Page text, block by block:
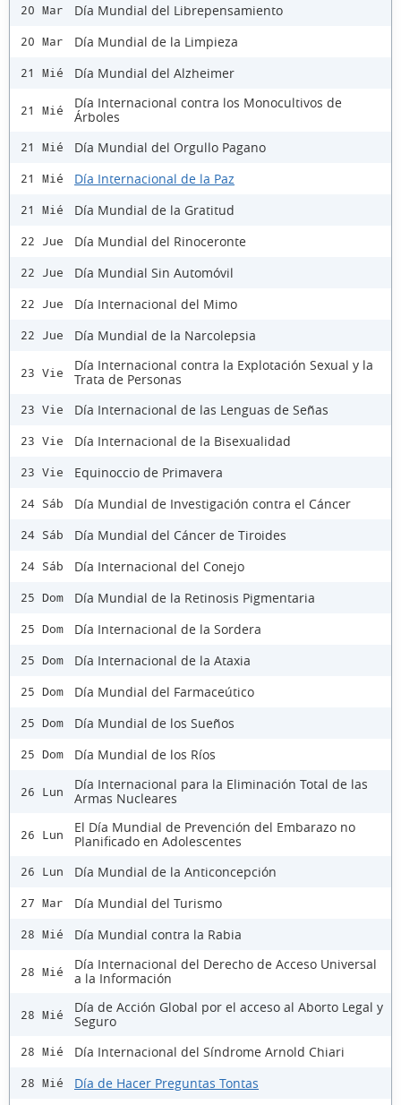
20 Mar Día Mundial del Librepensamiento
20 Mar Día Mundial de la Limpieza
21 Mié Día Mundial del Alzheimer
21 Mié
Día Internacional contra los Monocultivos de
Árboles
21 Mié Día Mundial del Orgullo Pagano
21 Mié Día Internacional de la Paz
21 Mié Día Mundial de la Gratitud
22 Jue Día Mundial del Rinoceronte
22 Jue Día Mundial Sin Automóvil
22 Jue Día Internacional del Mimo
22 Jue Día Mundial de la Narcolepsia
23 Vie
Día Internacional contra la Explotación Sexual y la
Trata de Personas
23 Vie Día Internacional de las Lenguas de Señas
23 Vie Día Internacional de la Bisexualidad
23 Vie Equinoccio de Primavera
24 Sáb Día Mundial de Investigación contra el Cáncer
24 Sáb Día Mundial del Cáncer de Tiroides
24 Sáb Día Internacional del Conejo
25 Dom Día Mundial de la Retinosis Pigmentaria
25 Dom Día Internacional de la Sordera
25 Dom Día Internacional de la Ataxia
25 Dom Día Mundial del Farmaceútico
25 Dom Día Mundial de los Sueños
25 Dom Día Mundial de los Ríos
26 Lun
Día Internacional para la Eliminación Total de las
Armas Nucleares
26 Lun
El Día Mundial de Prevención del Embarazo no
Planificado en Adolescentes
26 Lun Día Mundial de la Anticoncepción
27 Mar Día Mundial del Turismo
28 Mié Día Mundial contra la Rabia
28 Mié
Día Internacional del Derecho de Acceso Universal
a la Información
28 Mié
Día de Acción Global por el acceso al Aborto Legal y
Seguro
28 Mié Día Internacional del Síndrome Arnold Chiari
28 Mié Día de Hacer Preguntas Tontas